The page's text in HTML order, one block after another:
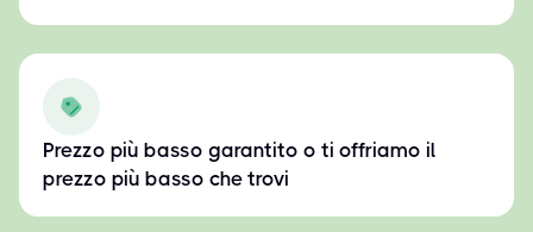
Prezzo più basso garantito o ti offriamo il
prezzo più basso che trovi